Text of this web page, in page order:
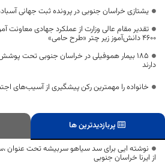
یشتازی خراسان جنوبی در پرونده ثبت جهانی
تقدیر مقام عالی وزارت از عملکرد جهادی معاونت
۴۶۰۰ دانش‌آموز زیر چتر «طرح حامی»
۱۸۵ بیمار هموفیلی در خراسان جنوبی تحت
دارند
خانواده را مهمترین رکن پیشگیری از آسیب‌های
پربازدیدترین ها
نوشته ایی برای سد سیاهو سربیشه تحت عنوان
از ایرنا خراسان جنوبی